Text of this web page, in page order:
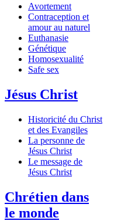
Avortement
Contraception et
amour au naturel
Euthanasie
Génétique
Homosexualité
Safe sex
Jésus Christ
Historicité du Christ
et des Evangiles
La personne de
Jésus Christ
Le message de
Jésus Christ
Chrétien dans
le monde